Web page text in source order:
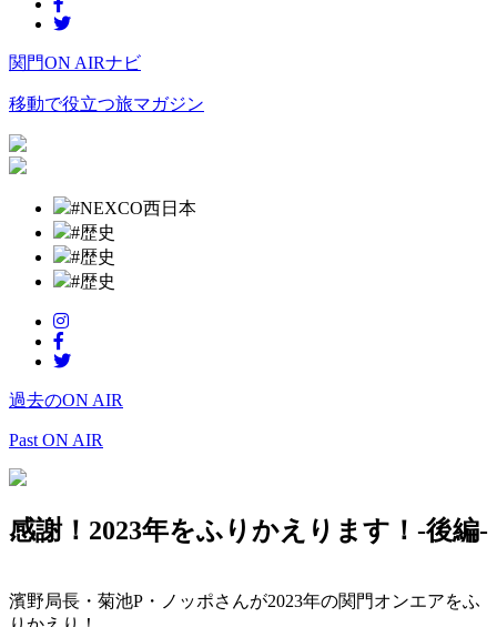
関門ON AIRナビ
移動で役立つ旅マガジン
#NEXCO西日本
#歴史
#歴史
#歴史
過去のON AIR
Past ON AIR
感謝！2023年をふりかえります！-後編-
濱野局長・菊池P・ノッポさんが2023年の関門オンエアをふ